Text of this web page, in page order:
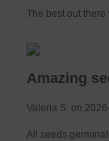
The best out
Amazing
Valeria S. on
All seeds